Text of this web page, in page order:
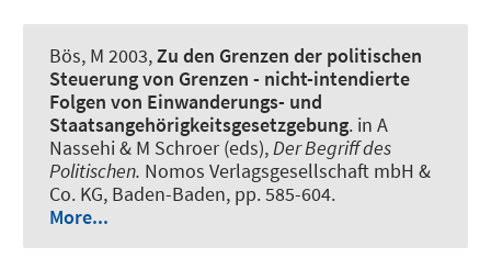
Bös, M 2003,Zu den Grenzen der politischen
Steuerung von Grenzen - nicht-intendierte
Folgen von Einwanderungs- und
Staatsangehörigkeitsgesetzgebung. in A
Nassehi & M Schroer (eds),Der Begriff des
Politischen. Nomos Verlagsgesellschaft mbH &
Co. KG, Baden-Baden, pp. 585-604.
More...